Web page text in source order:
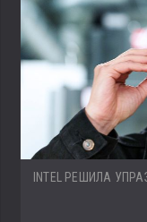
INTEL РЕШИЛА